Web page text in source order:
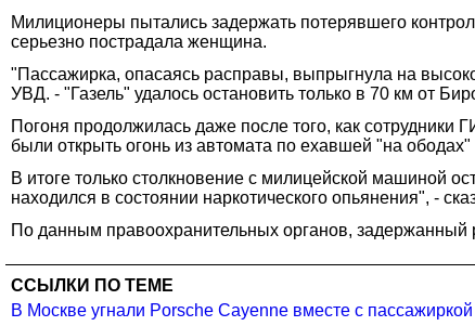
Милиционеры пытались задержать потерявшего
серьезно пострадала женщина.
"Пассажирка, опасаясь расправы, выпрыгнула на
УВД. - "Газель" удалось остановить только в 70 км от
Погоня продолжилась даже после того, как
были открыть огонь из автомата по ехавшей "на
В итоге только столкновение с милицейской машиной
находился в состоянии наркотического опьянения", -
По данным правоохранительных органов, задержанный
ССЫЛКИ ПО ТЕМЕ
В Москве угнали Porsche Cayenne вместе с пассажиркой